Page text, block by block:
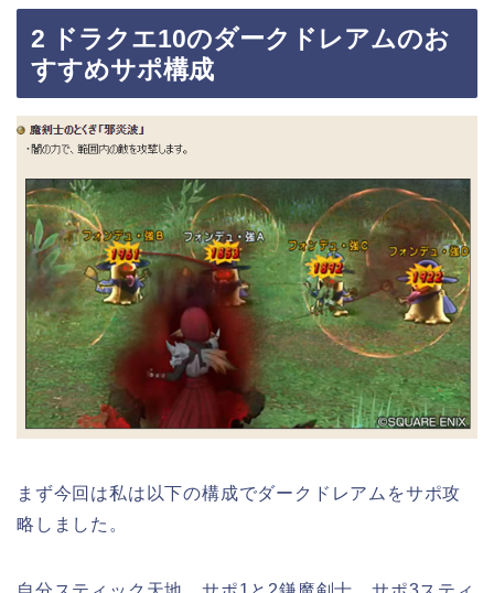
2 ドラクエ10のダークドレアムのお
すすめサポ構成
まず今回は私は以下の構成でダークドレアムをサポ攻
略しました。